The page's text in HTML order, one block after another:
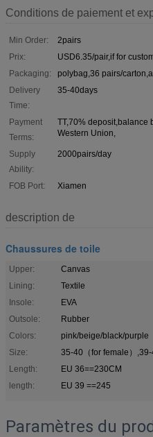
Conditions de paiement et
Min Order:
2pairs
Prix:
USD6.35/pair,if for
Packaging:
polybag,36 pairs/
Delivery
Time:
35-40days
Payment
Terms:
TT,70% deposit,balance
Western Union,
Supply
Ability:
2000pairs/day
FOB Port: Xiamen
description de
Chaussures de toile
Upper:
Canvas
Lining:
Textile
Insole:
EVA
Outsole:
Rubber
Colors:
pink/beige/black/purple
Size:
35-40（for female）,39-
Length:
EU 36==230CM
length:
EU 39 ==245
Paramètres du